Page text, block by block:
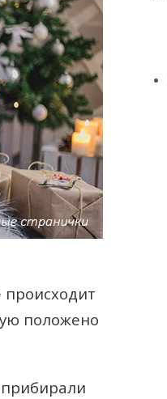
положено